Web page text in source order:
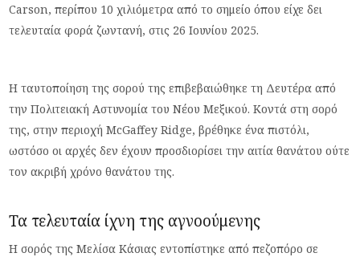
Carson, περίπου 10 χιλιόμετρα από το σημείο όπου είχε δει
τελευταία φορά ζωντανή, στις 26 Ιουνίου 2025.
Η ταυτοποίηση της σορού της επιβεβαιώθηκε τη Δευτέρα από
την Πολιτειακή Αστυνομία του Νέου Μεξικού. Κοντά στη σορό
της, στην περιοχή McGaffey Ridge, βρέθηκε ένα πιστόλι,
ωστόσο οι αρχές δεν έχουν προσδιορίσει την αιτία θανάτου ούτε
τον ακριβή χρόνο θανάτου της.
Τα τελευταία ίχνη της αγνοούμενης
Η σορός της Μελίσα Κάσιας εντοπίστηκε από πεζοπόρο σε